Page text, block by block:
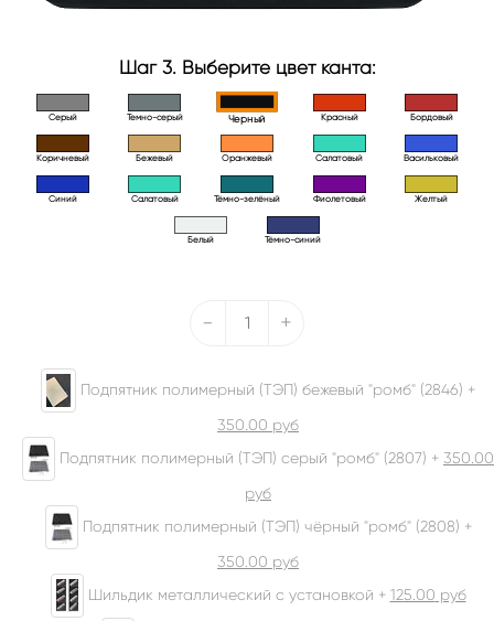
Шаг 3. Выберите цвет канта:
Серый Темно-серый Черный Красный Бордовый
Коричневый Бежевый Оранжевый Салатовый Васильковый
Синий Салатовый Тёмно-зелёный Фиолетовый Желтый
Белый Тёмно-синий
- +
Подпятник полимерный (ТЭП) бежевый "ромб" (2846) +
350.00 руб
Подпятник полимерный (ТЭП) серый "ромб" (2807) + 350.00
руб
Подпятник полимерный (ТЭП) чёрный "ромб" (2808) +
350.00 руб
Шильдик металлический с установкой + 125.00 руб